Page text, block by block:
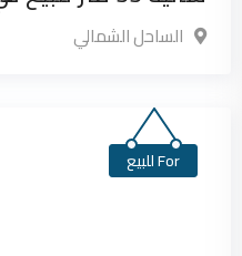
الساحل الشمالي
For للبيع